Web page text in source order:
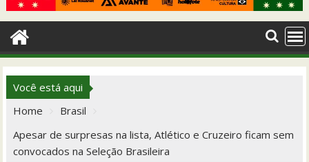
Você está aqui
Home
Brasil
Apesar de surpresas na lista, Atlético e Cruzeiro ficam sem
convocados na Seleção Brasileira